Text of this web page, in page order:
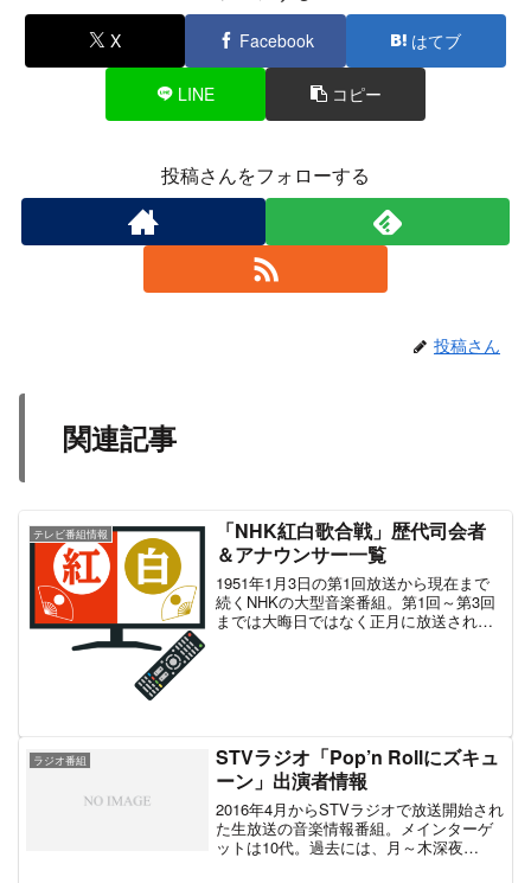
X Facebook はてブ
LINE コピー
投稿さんをフォローする
投稿さん
関連記事
テレビ番組情報
「NHK紅白歌合戦」歴代司会者
＆アナウンサー一覧
1951年1月3日の第1回放送から現在まで
続くNHKの大型音楽番組。第1回～第3回
までは大晦日ではなく正月に放送されて
ラジオ番組
STVラジオ「Pop’n Rollにズキュ
ーン」出演者情報
2016年4月からSTVラジオで放送開始され
た生放送の音楽情報番組。メインターゲ
ットは10代。過去には、月～木深夜